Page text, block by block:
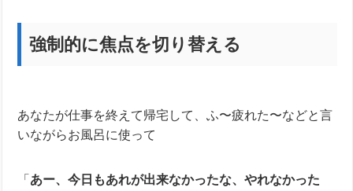
強制的に焦点を切り替える
あなたが仕事を終えて帰宅して、ふ〜疲れた〜などと言
いながらお風呂に使って
「 あー、今日もあれが出来なかったな、やれなかった